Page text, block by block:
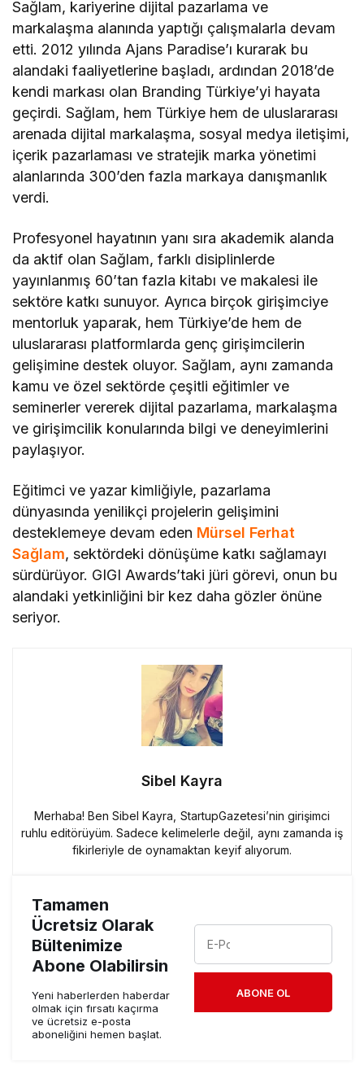
Sağlam, kariyerine dijital pazarlama ve
markalaşma alanında yaptığı çalışmalarla devam
etti. 2012 yılında Ajans Paradise’ı kurarak bu
alandaki faaliyetlerine başladı, ardından 2018’de
kendi markası olan Branding Türkiye’yi hayata
geçirdi. Sağlam, hem Türkiye hem de uluslararası
arenada dijital markalaşma, sosyal medya iletişimi,
içerik pazarlaması ve stratejik marka yönetimi
alanlarında 300’den fazla markaya danışmanlık
verdi.
Profesyonel hayatının yanı sıra akademik alanda
da aktif olan Sağlam, farklı disiplinlerde
yayınlanmış 60’tan fazla kitabı ve makalesi ile
sektöre katkı sunuyor. Ayrıca birçok girişimciye
mentorluk yaparak, hem Türkiye’de hem de
uluslararası platformlarda genç girişimcilerin
gelişimine destek oluyor. Sağlam, aynı zamanda
kamu ve özel sektörde çeşitli eğitimler ve
seminerler vererek dijital pazarlama, markalaşma
ve girişimcilik konularında bilgi ve deneyimlerini
paylaşıyor.
Eğitimci ve yazar kimliğiyle, pazarlama
dünyasında yenilikçi projelerin gelişimini
desteklemeye devam eden Mürsel Ferhat
Sağlam, sektördeki dönüşüme katkı sağlamayı
sürdürüyor. GIGI Awards’taki jüri görevi, onun bu
alandaki yetkinliğini bir kez daha gözler önüne
seriyor.
Sibel Kayra
Merhaba! Ben Sibel Kayra, StartupGazetesi’nin girişimci
ruhlu editörüyüm. Sadece kelimelerle değil, aynı zamanda iş
fikirleriyle de oynamaktan keyif alıyorum.
Tamamen
Ücretsiz Olarak
Bültenimize
Abone Olabilirsin
Yeni haberlerden haberdar
olmak için fırsatı kaçırma
ve ücretsiz e-posta
aboneliğini hemen başlat.
ABONE OL